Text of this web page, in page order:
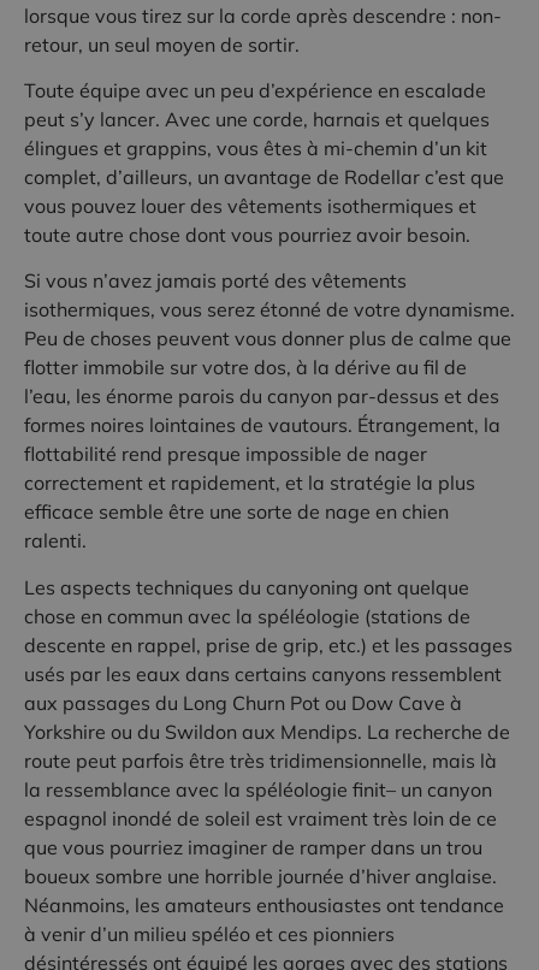
lorsque vous tirez sur la corde après descendre : non-
retour, un seul moyen de sortir.
Toute équipe avec un peu d’expérience en escalade
peut s’y lancer. Avec une corde, harnais et quelques
élingues et grappins, vous êtes à mi-chemin d’un kit
complet, d’ailleurs, un avantage de Rodellar c’est que
vous pouvez louer des vêtements isothermiques et
toute autre chose dont vous pourriez avoir besoin.
Si vous n’avez jamais porté des vêtements
isothermiques, vous serez étonné de votre dynamisme.
Peu de choses peuvent vous donner plus de calme que
flotter immobile sur votre dos, à la dérive au fil de
l’eau, les énorme parois du canyon par-dessus et des
formes noires lointaines de vautours. Étrangement, la
flottabilité rend presque impossible de nager
correctement et rapidement, et la stratégie la plus
efficace semble être une sorte de nage en chien
ralenti.
Les aspects techniques du canyoning ont quelque
chose en commun avec la spéléologie (stations de
descente en rappel, prise de grip, etc.) et les passages
usés par les eaux dans certains canyons ressemblent
aux passages du Long Churn Pot ou Dow Cave à
Yorkshire ou du Swildon aux Mendips. La recherche de
route peut parfois être très tridimensionnelle, mais là
la ressemblance avec la spéléologie finit– un canyon
espagnol inondé de soleil est vraiment très loin de ce
que vous pourriez imaginer de ramper dans un trou
boueux sombre une horrible journée d’hiver anglaise.
Néanmoins, les amateurs enthousiastes ont tendance
à venir d’un milieu spéléo et ces pionniers
désintéressés ont équipé les gorges avec des stations